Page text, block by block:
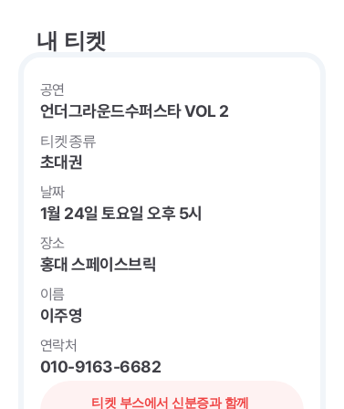
내 티켓
공연
언더그라운드수퍼스타 VOL 2
티켓종류
초대권
날짜
1월 24일 토요일 오후 5시
장소
홍대 스페이스브릭
이름
이주영
연락처
010-9163-6682
티켓 부스에서 신분증과 함께